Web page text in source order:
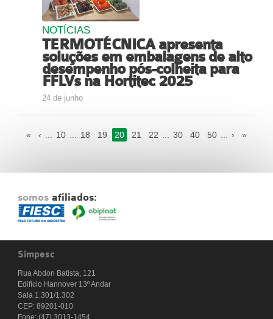
NOTÍCIAS
TERMOTÉCNICA apresenta
soluções em embalagens de alto
desempenho pós-colheita para
FFLVs na Hortitec 2025
24 de junho
« ‹ 10 18 19 20 21 22 30 40 50 › »
somos afiliados:
Simpesc
Rua Abdon Batista, 121
Edifício Hannover 13º Andar
Sala 1.301/1.302
CEP: 89201-010
Fone: (47) 3013-1454